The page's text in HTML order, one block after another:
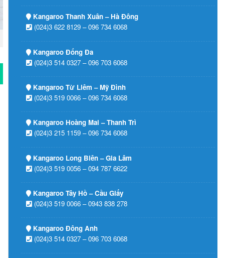
Kangaroo Thanh Xuân – Hà Đông
(024)3 622 8129 – 096 734 6068
Kangaroo Đống Đa
(024)3 514 0327 – 096 703 6068
Kangaroo Từ Liêm – Mỹ Đình
(024)3 519 0066 – 096 734 6068
Kangaroo Hoàng Mai – Thanh Trì
(024)3 215 1159 – 096 734 6068
Kangaroo Long Biên – Gia Lâm
(024)3 519 0056 – 094 787 6622
Kangaroo Tây Hồ – Cầu Giấy
(024)3 519 0066 – 0943 838 278
Kangaroo Đông Anh
(024)3 514 0327 – 096 703 6068